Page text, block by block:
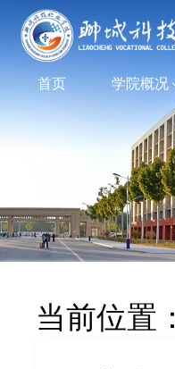
首页 学院概况
当前位置：